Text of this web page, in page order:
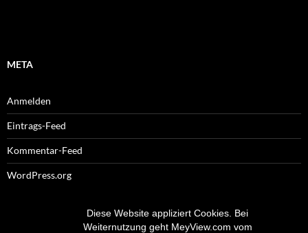
Diese Website appliziert Cookies. Bei
Weiternutzung geht MeyView.com vom
META
Anmelden
Eintrags-Feed
Kommentar-Feed
WordPress.org